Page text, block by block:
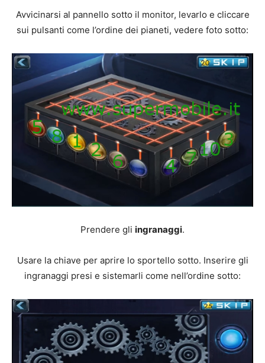
Avvicinarsi al pannello sotto il monitor, levarlo e cliccare
sui pulsanti come l’ordine dei pianeti, vedere foto sotto:
Prendere gli ingranaggi.
Usare la chiave per aprire lo sportello sotto. Inserire gli
ingranaggi presi e sistemarli come nell’ordine sotto: